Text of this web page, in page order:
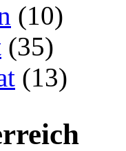
(10)
(35)
(13)